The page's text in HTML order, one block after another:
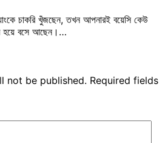
চাকরি খুঁজছেন, তখন আপনারই বয়েসি কেউ
হয়ে বসে আছেন।…
not be published. Required fields